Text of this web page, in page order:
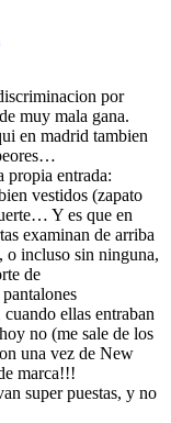
por
muy mala gana.
en madrid tambien
propia entrada:
vestidos (zapato
Y es que en
examinan de arriba
o incluso sin ninguna,
de
ellas entraban
no (me sale de los
una vez de New
marca!!!
super puestas, y no